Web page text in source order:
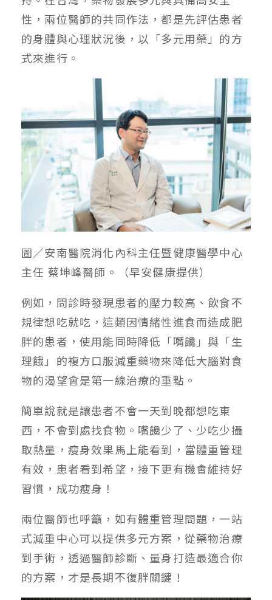
性，兩位醫師的共同作法，都是先評估患者
的身體與心理狀況後，以「多元用藥」的方
式來進行。
圖／安南醫院消化內科主任暨健康醫學中心
主任 蔡坤峰醫師。（早安健康提供）
例如，問診時發現患者的壓力較高、飲食不
規律想吃就吃，這類因情緒性進食而造成肥
胖的患者，使用能同時降低「嘴饞」與「生
理餓」的複方口服減重藥物來降低大腦對食
物的渴望會是第一線治療的重點。
簡單說就是讓患者不會一天到晚都想吃東
西，不會到處找食物。嘴饞少了、少吃少攝
取熱量，瘦身效果馬上能看到，當體重管理
有效，患者看到希望，接下更有機會維持好
習慣，成功瘦身！
兩位醫師也呼籲，如有體重管理問題，一站
式減重中心可以提供多元方案，從藥物治療
到手術，透過醫師診斷、量身打造最適合你
的方案，才是長期不復胖關鍵！